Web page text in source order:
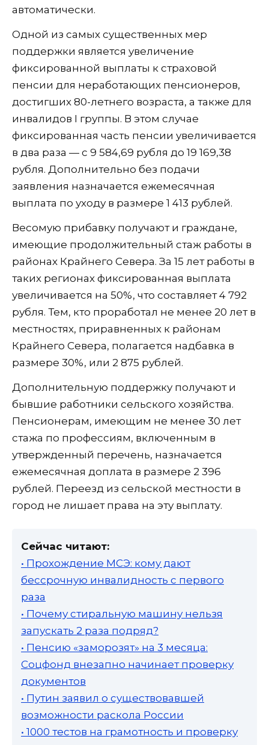
автоматически.
Одной из самых существенных мер
поддержки является увеличение
фиксированной выплаты к страховой
пенсии для неработающих пенсионеров,
достигших 80-летнего возраста, а также для
инвалидов I группы. В этом случае
фиксированная часть пенсии увеличивается
в два раза — с 9 584,69 рубля до 19 169,38
рубля. Дополнительно без подачи
заявления назначается ежемесячная
выплата по уходу в размере 1 413 рублей.
Весомую прибавку получают и граждане,
имеющие продолжительный стаж работы в
районах Крайнего Севера. За 15 лет работы в
таких регионах фиксированная выплата
увеличивается на 50%, что составляет 4 792
рубля. Тем, кто проработал не менее 20 лет в
местностях, приравненных к районам
Крайнего Севера, полагается надбавка в
размере 30%, или 2 875 рублей.
Дополнительную поддержку получают и
бывшие работники сельского хозяйства.
Пенсионерам, имеющим не менее 30 лет
стажа по профессиям, включенным в
утвержденный перечень, назначается
ежемесячная доплата в размере 2 396
рублей. Переезд из сельской местности в
город не лишает права на эту выплату.
Сейчас читают:
• Прохождение МСЭ: кому дают
бессрочную инвалидность с первого
раза
• Почему стиральную машину нельзя
запускать 2 раза подряд?
• Пенсию «заморозят» на 3 месяца:
Соцфонд внезапно начинает проверку
документов
• Путин заявил о существовавшей
возможности раскола России
• 1000 тестов на грамотность и проверку